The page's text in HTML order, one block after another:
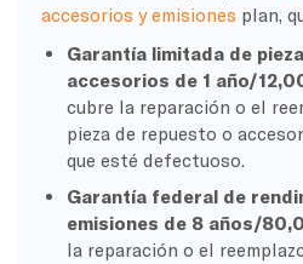
accesorios y emisiones plan,
Garantía limitada de
accesorios de 1 año/
cubre la reparación o el
pieza de repuesto o
que esté defectuoso.
Garantía federal de
emisiones de 8 años/
la reparación o el